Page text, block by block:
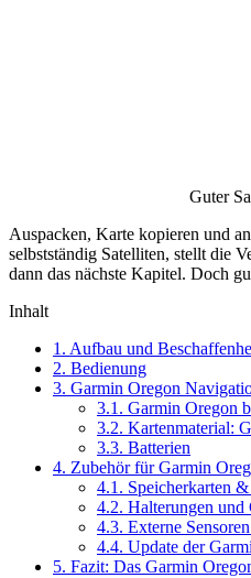
Guter
Auspacken, Karte kopieren und
selbstständig Satelliten, stellt die
dann das nächste Kapitel. Doch
Inhalt
1. Aufbau und
2. Bedienung
3. Garmin Oregon
3.1. Garmin Oregon
3.2. Kartenmaterial:
3.3. Batterien
4. Zubehör für Garmin
4.1. Speicherkarten
4.2. Halterungen und
4.3. Externe
4.4. Update der
5. Fazit: Das Garmin